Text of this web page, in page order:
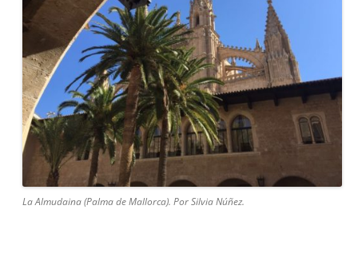
La Almudaina (Palma de Mallorca). Por Silvia Núñez.